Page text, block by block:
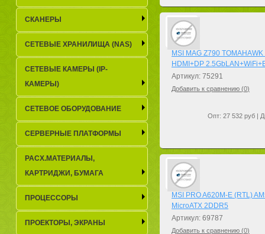
MSI MAG Z790
HDMI+DP
Артикул: 75291
Добавить к сравнению (0)
Опт: 27 532 руб |
MSI PRO A620M-E (RTL)
MicroATX 2DDR5
Артикул: 69787
Добавить к сравнению (0)
СКАНЕРЫ
СЕТЕВЫЕ ХРАНИЛИЩА (NAS)
СЕТЕВЫЕ КАМЕРЫ (IP-
КАМЕРЫ)
СЕТЕВОЕ ОБОРУДОВАНИЕ
СЕРВЕРНЫЕ ПЛАТФОРМЫ
РАСХ.МАТЕРИАЛЫ,
КАРТРИДЖИ, БУМАГА
ПРОЦЕССОРЫ
ПРОЕКТОРЫ, ЭКРАНЫ